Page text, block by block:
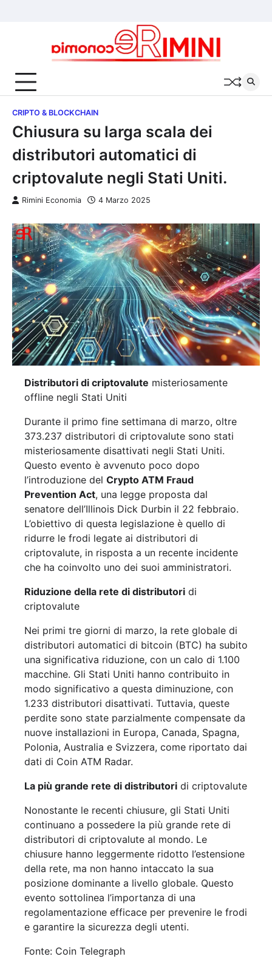
siamo
Policy
Policy
CRIPTO & BLOCKCHAIN
Chiusura su larga scala dei
distributori automatici di
criptovalute negli Stati Uniti.
Rimini Economia 4 Marzo 2025
Distributori di criptovalute misteriosamente
offline negli Stati Uniti
Durante il primo fine settimana di marzo, oltre
373.237 distributori di criptovalute sono stati
misteriosamente disattivati negli Stati Uniti.
Questo evento è avvenuto poco dopo
l’introduzione del Crypto ATM Fraud
Prevention Act, una legge proposta dal
senatore dell’Illinois Dick Durbin il 22 febbraio.
L’obiettivo di questa legislazione è quello di
ridurre le frodi legate ai distributori di
criptovalute, in risposta a un recente incidente
che ha coinvolto uno dei suoi amministratori.
Riduzione della rete di distributori di
criptovalute
Nei primi tre giorni di marzo, la rete globale di
distributori automatici di bitcoin (BTC) ha subito
una significativa riduzione, con un calo di 1.100
macchine. Gli Stati Uniti hanno contribuito in
modo significativo a questa diminuzione, con
1.233 distributori disattivati. Tuttavia, queste
perdite sono state parzialmente compensate da
nuove installazioni in Europa, Canada, Spagna,
Polonia, Australia e Svizzera, come riportato dai
dati di Coin ATM Radar.
La più grande rete di distributori di criptovalute
Nonostante le recenti chiusure, gli Stati Uniti
continuano a possedere la più grande rete di
distributori di criptovalute al mondo. Le
chiusure hanno leggermente ridotto l’estensione
della rete, ma non hanno intaccato la sua
posizione dominante a livello globale. Questo
evento sottolinea l’importanza di una
regolamentazione efficace per prevenire le frodi
e garantire la sicurezza degli utenti.
Fonte: Coin Telegraph